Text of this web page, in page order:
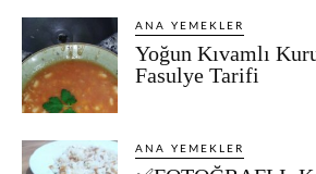
ANA YEMEKLER
Yoğun Kıvamlı
Fasulye Tarifi
ANA YEMEKLER